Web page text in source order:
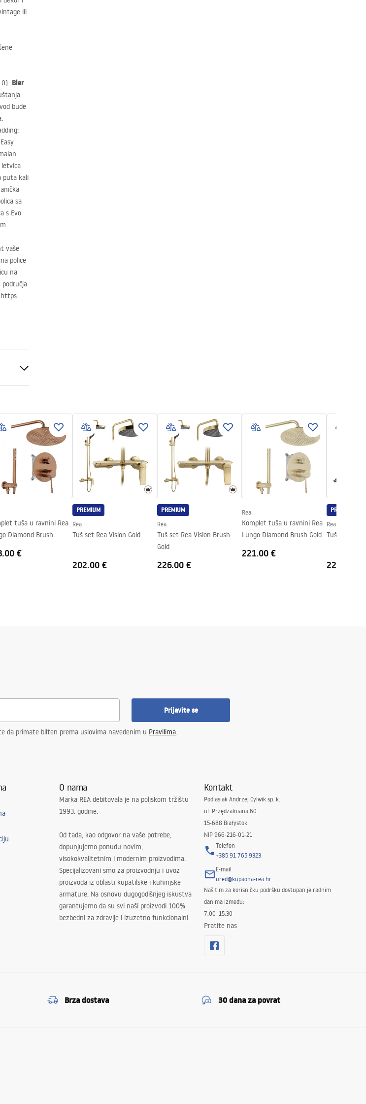
ili
0}. Bler
bude
letvica
puta kali
sa
s Evo
vaše
police
na
https:
tuša u ravnini Rea
Diamond Brush
€
PREMIUM
Rea
Tuš set Rea Vision Gold
202.00 €
PREMIUM
Rea
Tuš set Rea Vision Brush
Gold
226.00 €
Rea
Komplet tuša u ravnini Rea
Lungo Diamond Brush Gold
221.00 €
PREMIUM
Rea
Tuš set Rea
226.00 €
Prijavite se
da primate bilten prema uslovima navedenim u Pravilima.
O nama
Marka REA debitovala je na poljskom tržištu
1993. godine.
Od tada, kao odgovor na vaše potrebe,
dopunjujemo ponudu novim,
visokokvalitetnim i modernim proizvodima.
Specijalizovani smo za proizvodnju i uvoz
proizvoda iz oblasti kupatilske i kuhinjske
armature. Na osnovu dugogodišnjeg iskustva
garantujemo da su svi naši proizvodi 100%
bezbedni za zdravlje i izuzetno funkcionalni.
Kontakt
Podlasiak Andrzej Cylwik sp. k.
ul. Przędzalniana 60
15-688 Białystok
NIP 966-216-01-21
Telefon
+385 91 765 9323
E-mail
ured@kupaona-rea.hr
Naš tim za korisničku podršku dostupan je radnim
danima između:
7:00–15:30
Pratite nas
Brza dostava 30 dana za povrat